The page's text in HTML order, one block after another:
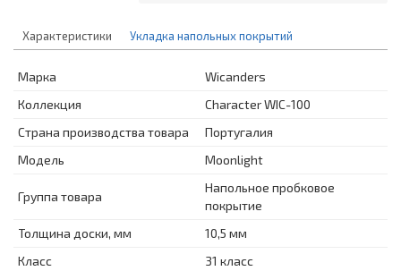
Характеристики Укладка напольных покрытий
Марка
Wicanders
Коллекция
Character WIC-100
Страна производства товара
Португалия
Модель
Moonlight
Группа товара
Напольное пробковое
покрытие
Толщина доски, мм
10,5 мм
Класс
31 класс